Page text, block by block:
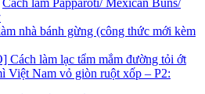
Cách làm Papparoti/ Mexican Buns/
nhà bánh gừng (công thức mới kèm
Cách làm lạc tẩm mắm đường tỏi ớt
Việt Nam vỏ giòn ruột xốp – P2: